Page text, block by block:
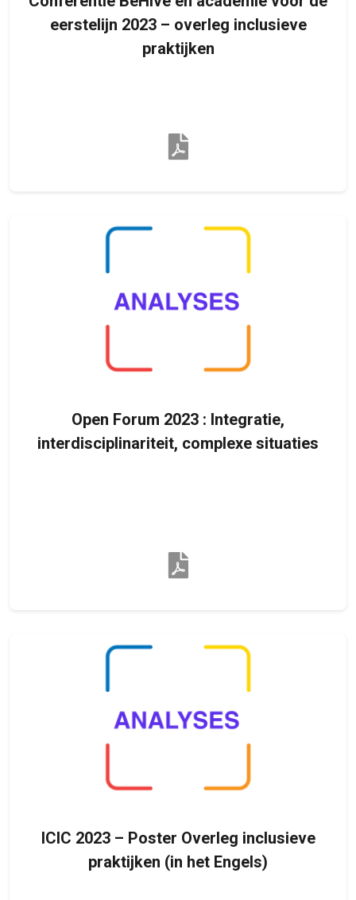
eerstelijn 2023 – overleg inclusieve
praktijken
Open Forum 2023 : Integratie,
interdisciplinariteit, complexe situaties
ICIC 2023 – Poster Overleg inclusieve
praktijken (in het Engels)